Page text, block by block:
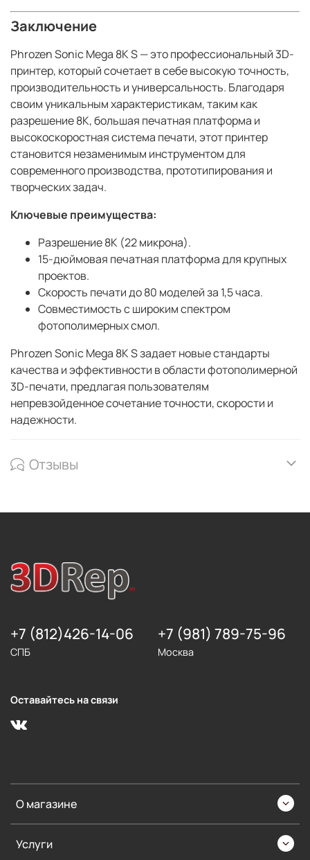
Заключение
Phrozen Sonic Mega 8K S — это профессиональный 3D-
принтер, который сочетает в себе высокую точность,
производительность и универсальность. Благодаря
своим уникальным характеристикам, таким как
разрешение 8K, большая печатная платформа и
высокоскоростная система печати, этот принтер
становится незаменимым инструментом для
современного производства, прототипирования и
творческих задач.
Ключевые преимущества:
Разрешение 8K (22 микрона).
15-дюймовая печатная платформа для крупных
проектов.
Скорость печати до 80 моделей за 1,5 часа.
Совместимость с широким спектром
фотополимерных смол.
Phrozen Sonic Mega 8K S задает новые стандарты
качества и эффективности в области фотополимерной
3D-печати, предлагая пользователям
непревзойденное сочетание точности, скорости и
надежности.
Отзывы
О магазине
Услуги
+7 (812)426-14-06
СПБ
+7 (981) 789-75-96
Москва
Оставайтесь на связи